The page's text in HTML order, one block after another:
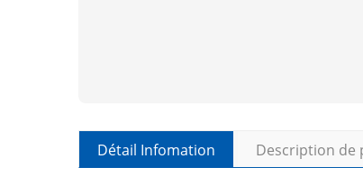
Détail Infomation Description de